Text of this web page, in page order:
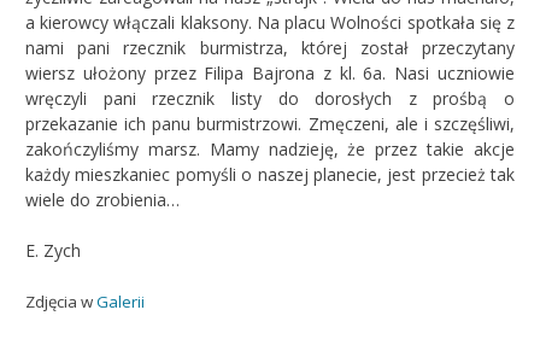
a kierowcy włączali klaksony. Na placu Wolności spotkała się z
nami pani rzecznik burmistrza, której został przeczytany
wiersz ułożony przez Filipa Bajrona z kl. 6a. Nasi uczniowie
wręczyli pani rzecznik listy do dorosłych z prośbą o
przekazanie ich panu burmistrzowi. Zmęczeni, ale i szczęśliwi,
zakończyliśmy marsz. Mamy nadzieję, że przez takie akcje
każdy mieszkaniec pomyśli o naszej planecie, jest przecież tak
wiele do zrobienia…
E. Zych
Zdjęcia wGalerii